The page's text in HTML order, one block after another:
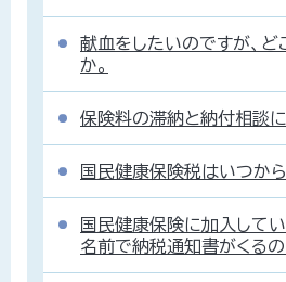
献血をしたいのですが、ど
か。
保険料の滞納と納付相談に
国民健康保険税はいつか
国民健康保険に加入して
名前で納税通知書がくるの